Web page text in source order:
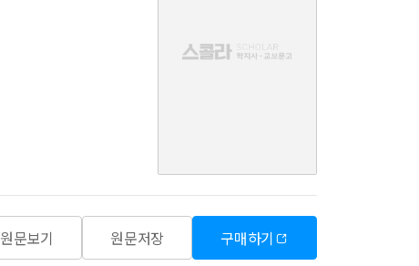
원문보기 원문저장 구매하기